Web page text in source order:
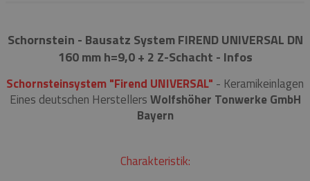
Schornstein - Bausatz System FIREND UNIVERSAL DN
160 mm h=9,0 + 2 Z-Schacht - Infos
Schornsteinsystem "Firend UNIVERSAL" - Keramikeinlagen
Eines deutschen HerstellersWolfshöher Tonwerke GmbH
Bayern
Charakteristik: